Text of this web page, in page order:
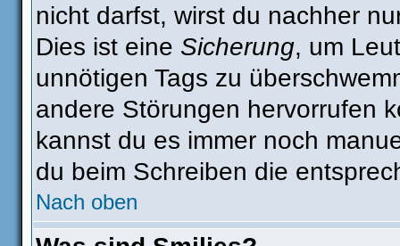
nicht darfst, wirst du nachher
Dies ist eine Sicherung, um
unnötigen Tags zu
andere Störungen hervorrufen
kannst du es immer noch
du beim Schreiben die
Nach oben